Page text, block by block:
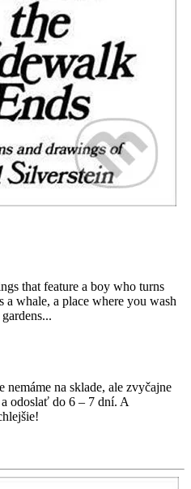
that feature a boy who turns
whale, a place where you wash
nemáme na sklade, ale zvyčajne
odoslať do 6 – 7 dní. A